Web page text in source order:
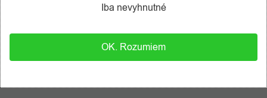
vonku?
Martin Zelenovský
Hoci sú mačky pomerne prispôsobivé zvieratá, ak sú
vystavené príliš nízkym teplotám, môže sa ich zdravotný stav
Iba nevyhnutné
OK. Rozumiem